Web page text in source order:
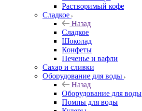
Растворимый кофе
Сладкое
Назад
Сладкое
Шоколад
Конфеты
Печенье и вафли
Сахар и сливки
Оборудование для воды
Назад
Оборудование для воды
Помпы для воды